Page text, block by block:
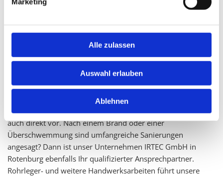
Alle zulassen
Auswahl erlauben
Ablehnen
eingedrungen ist und wo sich unsichtbare Schäden
Rohrarbeiten, Renovierung, Sanierung aus einer
Unser Plus ist, dass wir Ihnen alles für die Beseitigung von
einem Wasserschaden oder Brandschaden aus einer Hand
bieten können. Wir reparieren die defekten Rohre oder
verlegen neue Rohre. Müssen Maler- und
Bodenverlegearbeiten ausgeführt werden, nehmen wir diese
auch direkt vor. Nach einem Brand oder einer
Überschwemmung sind umfangreiche Sanierungen
angesagt? Dann ist unser Unternehmen IRTEC GmbH in
Rotenburg ebenfalls Ihr qualifizierter Ansprechpartner.
Rohrleger- und weitere Handwerksarbeiten führt unsere